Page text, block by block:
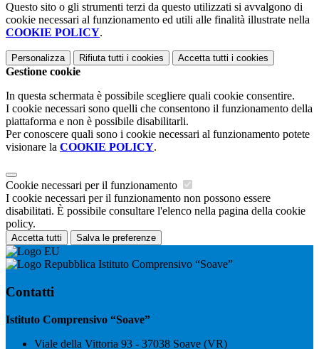
Questo sito o gli strumenti terzi da questo utilizzati si avvalgono di
cookie necessari al funzionamento ed utili alle finalità illustrate nella
COOKIE POLICY.
Personalizza Rifiuta tutti i cookies Accetta tutti i cookies
Gestione cookie
In questa schermata è possibile scegliere quali cookie consentire.
I cookie necessari sono quelli che consentono il funzionamento della
piattaforma e non è possibile disabilitarli.
Per conoscere quali sono i cookie necessari al funzionamento potete
visionare la COOKIE POLICY.
Cookie necessari per il funzionamento
I cookie necessari per il funzionamento non possono essere
disabilitati. È possibile consultare l'elenco nella pagina della cookie
policy.
Accetta tutti Salva le preferenze
Istituto Comprensivo “Soave”
Contatti
Istituto Comprensivo “Soave”
Viale della Vittoria 93 - 37038 Soave (VR)